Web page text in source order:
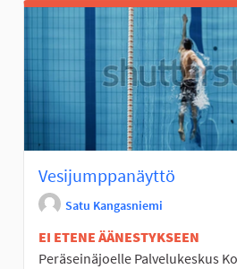
Vesijumppanäyttö
Satu Kangasniemi
EI ETENE ÄÄNESTYKSEEN
Peräseinäjoelle Palvelukeskus